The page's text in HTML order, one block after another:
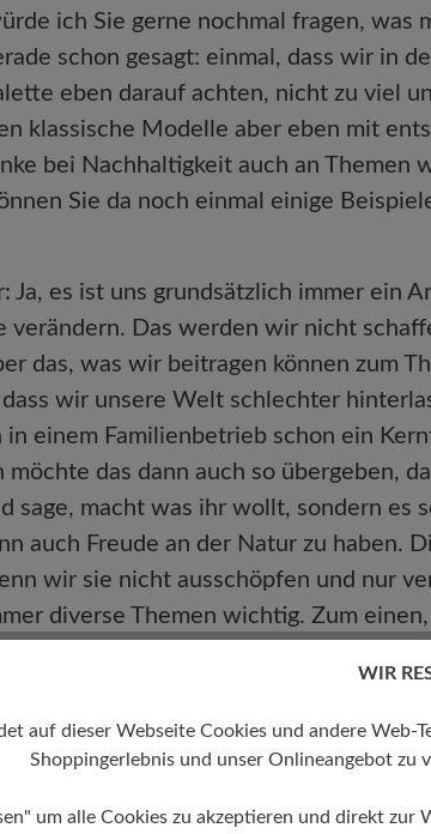
ich Sie gerne nochmal fragen, was
schon gesagt: einmal, dass wir in
eben darauf achten, nicht zu viel
klassische Modelle aber eben mit
bei Nachhaltigkeit auch an Themen
Sie da noch einmal einige
Ja, es ist uns grundsätzlich immer ein
verändern. Das werden wir nicht
das, was wir beitragen können zum
wir unsere Welt schlechter
einem Familienbetrieb schon ein
möchte das dann auch so übergeben,
sage, macht was ihr wollt, sondern es
auch Freude an der Natur zu haben.
wir sie nicht ausschöpfen und nur
diverse Themen wichtig. Zum
lassen. Und zwar dann eben mit den
ja auch nicht das ganze Auto aus,
WIR
auf dieser Webseite Cookies und andere
Shoppingerlebnis und unser Onlineangebot zu
um alle Cookies zu akzeptieren und direkt